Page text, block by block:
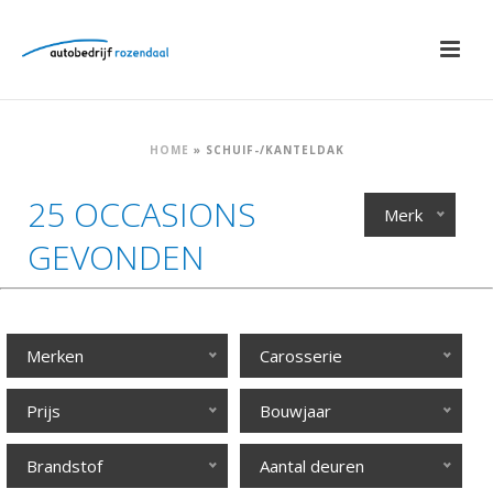
HOME » SCHUIF-/KANTELDAK
25 OCCASIONS
GEVONDEN
Merk
Merken Carosserie
Prijs Bouwjaar
Brandstof Aantal deuren